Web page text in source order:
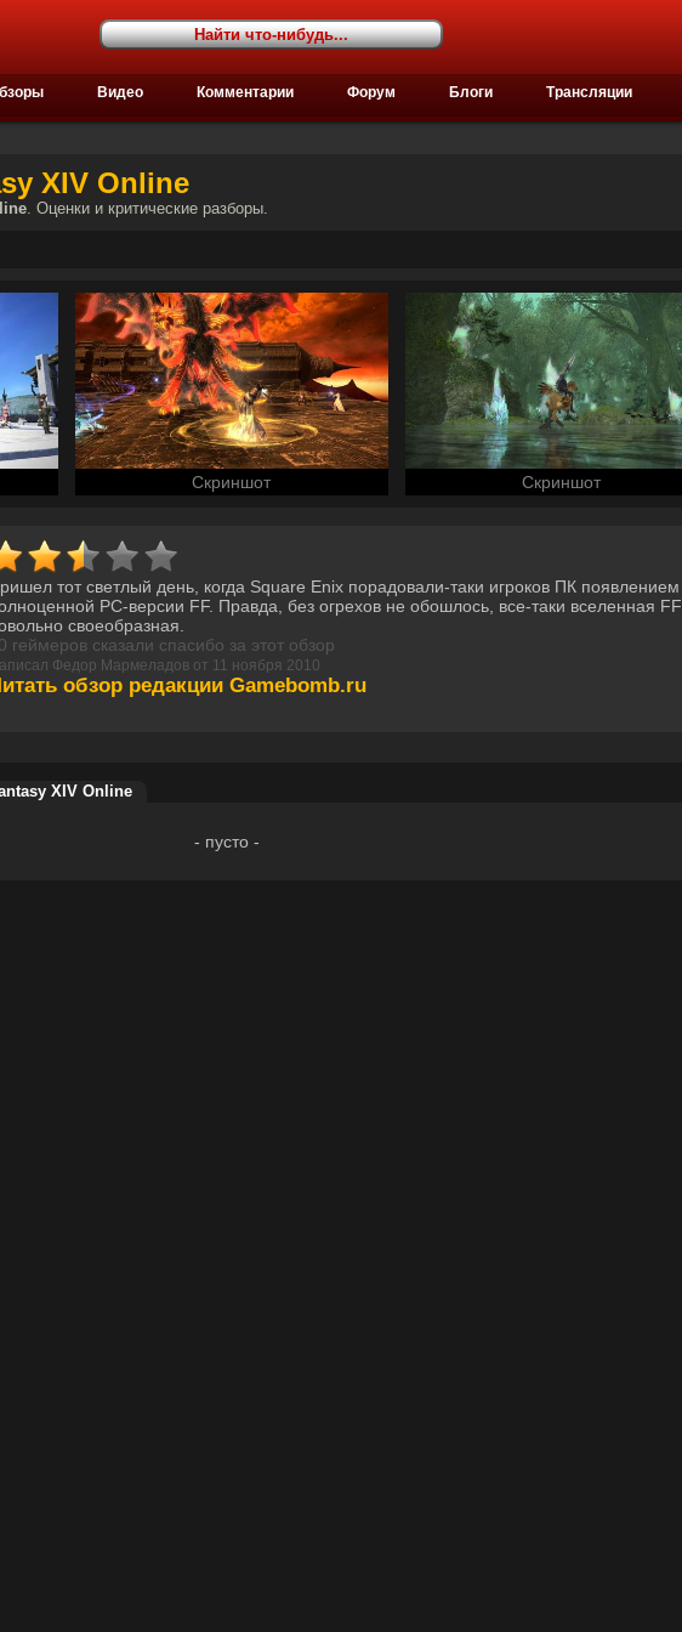
Видео Комментарии Форум Блоги Трансляции
XIV Online
. Оценки и критические разборы.
Скриншот Скриншот
тот светлый день, когда Square Enix порадовали-таки игроков ПК появлением
PC-версии FF. Правда, без огрехов не обошлось, все-таки вселенная FF
своеобразная.
геймеров сказали спасибо за этот обзор
Федор Мармеладов от 11 ноября 2010
обзор редакции Gamebomb.ru
XIV Online
- пусто -